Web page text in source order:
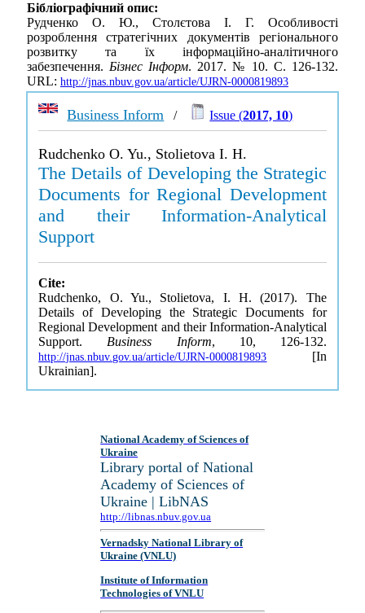
Бібліографічний опис:
Рудченко О. Ю., Столєтова І. Г. Особливості
розроблення стратегічних документів регіонального
розвитку та їх інформаційно-аналітичного
забезпечення. Бізнес Інформ. 2017. № 10. С. 126-132.
URL: http://jnas.nbuv.gov.ua/article/UJRN-0000819893
Business Inform / Issue (2017, 10)
Rudchenko O. Yu., Stolietova I. H.
The Details of Developing the Strategic
Documents for Regional Development
and their Information-Analytical
Support
Cite:
Rudchenko, O. Yu., Stolietova, I. H. (2017). The
Details of Developing the Strategic Documents for
Regional Development and their Information-Analytical
Support. Business Inform, 10, 126-132.
http://jnas.nbuv.gov.ua/article/UJRN-0000819893 [In
Ukrainian].
National Academy of Sciences of
Ukraine
Library portal of National
Academy of Sciences of
Ukraine | LibNAS
http://libnas.nbuv.gov.ua
Vernadsky National Library of
Ukraine (VNLU)
Institute of Information
Technologies of VNLU